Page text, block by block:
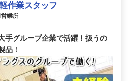
作業スタッフ
業所
手グループ企業で活躍！扱うの
品！